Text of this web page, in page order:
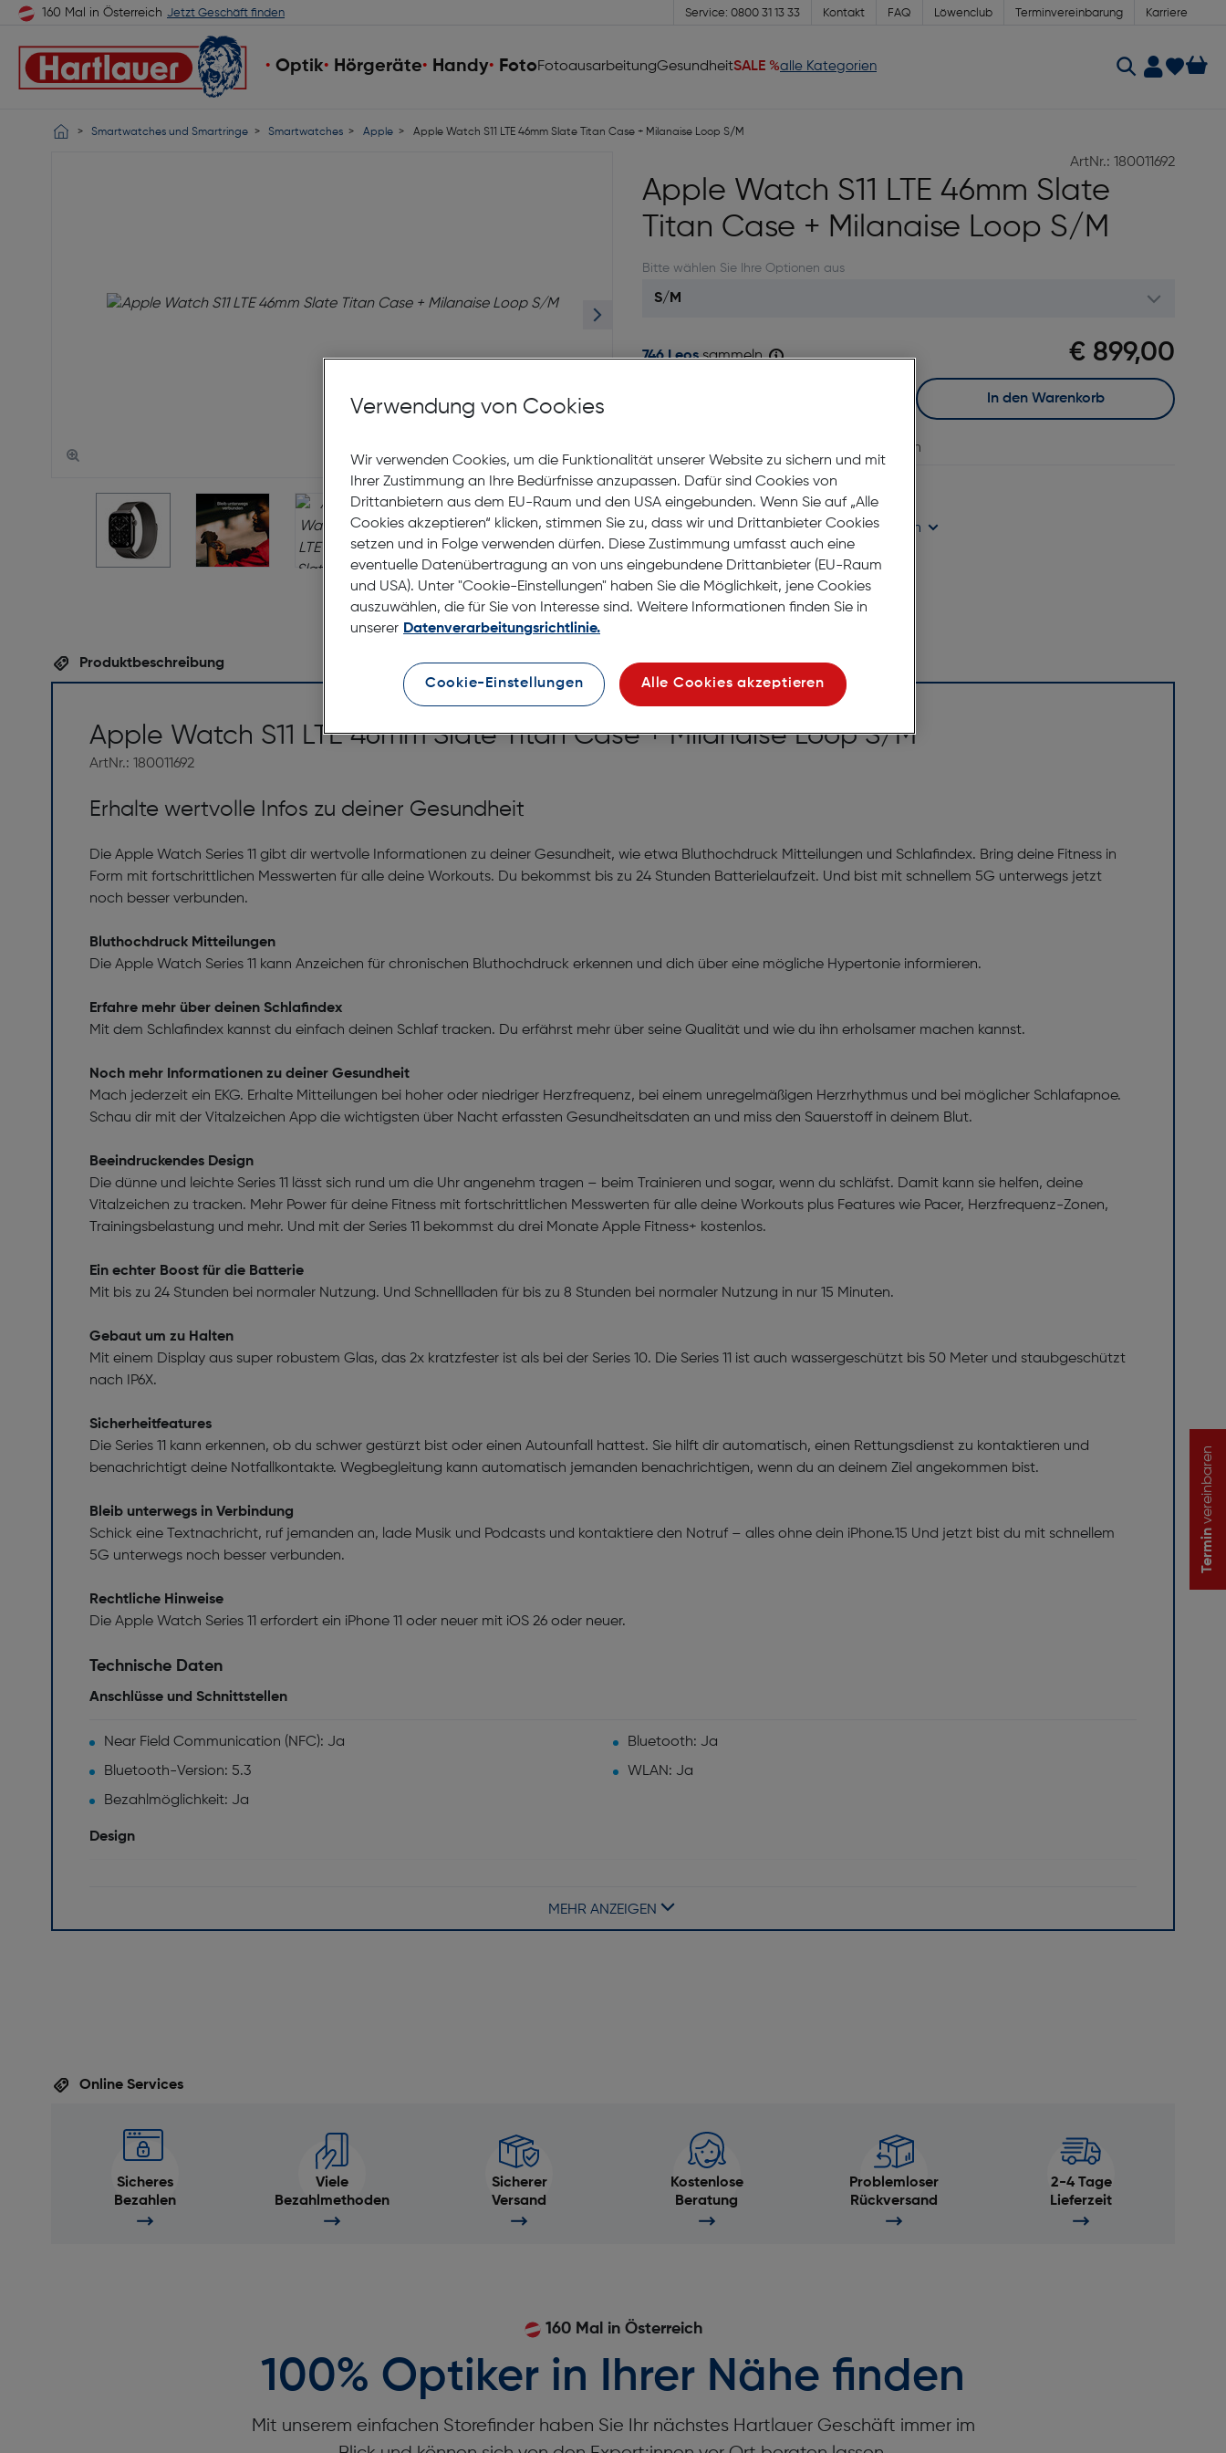
160 Mal in Österreich Jetzt Geschäft finden Service: 0800 31 13 33 Kontakt FAQ Löwenclub Terminvereinbarung Karriere
Optik Hörgeräte Handy FotoFotoausarbeitungGesundheitSALE %alle Kategorien
Smartwatches und Smartringe Smartwatches Apple Apple Watch S11 LTE 46mm Slate Titan Case + Milanaise Loop S/M
ArtNr.: 180011692
Apple Watch S11 LTE 46mm Slate
Titan Case + Milanaise Loop S/M
Bitte wählen Sie Ihre Optionen aus
€ 899,00
746 Leossammeln
In den Warenkorb
vergleichen
7 bis 9 Werktage Lieferzeit
Nach Hause liefern
Selbstabholung in Verfügbarkeit prüfen
Produktbeschreibung
Apple Watch S11 LTE 46mm Slate Titan Case + Milanaise Loop S/M
ArtNr.: 180011692
Erhalte wertvolle Infos zu deiner Gesundheit
Die Apple Watch Series 11 gibt dir wertvolle Informationen zu deiner Gesundheit, wie etwa Bluthochdruck Mitteilungen und Schlafindex. Bring deine Fitness in
Form mit fortschrittlichen Messwerten für alle deine Workouts. Du bekommst bis zu 24 Stunden Batterielaufzeit. Und bist mit schnellem 5G unterwegs jetzt
noch besser verbunden.
Bluthochdruck Mitteilungen
Die Apple Watch Series 11 kann Anzeichen für chronischen Bluthochdruck erkennen und dich über eine mögliche Hypertonie informieren.
Erfahre mehr über deinen Schlafindex
Mit dem Schlafindex kannst du einfach deinen Schlaf tracken. Du erfährst mehr über seine Qualität und wie du ihn erholsamer machen kannst.
Noch mehr Informationen zu deiner Gesundheit
Mach jederzeit ein EKG. Erhalte Mitteilungen bei hoher oder niedriger Herzfrequenz, bei einem unregelmäßigen Herzrhythmus und bei möglicher Schlafapnoe.
Schau dir mit der Vitalzeichen App die wichtigsten über Nacht erfassten Gesundheitsdaten an und miss den Sauerstoff in deinem Blut.
Beeindruckendes Design
Die dünne und leichte Series 11 lässt sich rund um die Uhr angenehm tragen – beim Trainieren und sogar, wenn du schläfst. Damit kann sie helfen, deine
Vitalzeichen zu tracken. Mehr Power für deine Fitness mit fortschrittlichen Messwerten für alle deine Workouts plus Features wie Pacer, Herzfrequenz-Zonen,
Trainingsbelastung und mehr. Und mit der Series 11 bekommst du drei Monate Apple Fitness+ kostenlos.
Ein echter Boost für die Batterie
Mit bis zu 24 Stunden bei normaler Nutzung. Und Schnellladen für bis zu 8 Stunden bei normaler Nutzung in nur 15 Minuten.
Gebaut um zu Halten
Mit einem Display aus super robustem Glas, das 2x kratzfester ist als bei der Series 10. Die Series 11 ist auch wassergeschützt bis 50 Meter und staubgeschützt
nach IP6X.
Sicherheitfeatures
Die Series 11 kann erkennen, ob du schwer gestürzt bist oder einen Autounfall hattest. Sie hilft dir automatisch, einen Rettungsdienst zu kontaktieren und
benachrichtigt deine Notfallkontakte. Wegbegleitung kann automatisch jemanden benachrichtigen, wenn du an deinem Ziel angekommen bist.
Bleib unterwegs in Verbindung
Schick eine Textnachricht, ruf jemanden an, lade Musik und Podcasts und kontaktiere den Notruf – alles ohne dein iPhone.15 Und jetzt bist du mit schnellem
5G unterwegs noch besser verbunden.
Rechtliche Hinweise
Die Apple Watch Series 11 erfordert ein iPhone 11 oder neuer mit iOS 26 oder neuer.
Technische Daten
Anschlüsse und Schnittstellen
Near Field Communication (NFC): Ja
Bluetooth: Ja
Bluetooth-Version: 5.3
WLAN: Ja
Bezahlmöglichkeit: Ja
Design
Wasserdichtigkeit: Ja
Thermometer: Ja
Beschleunigungsmesser: Ja
Schlafanalyse: Ja
Wetteranzeige: Ja
Herzfrequenzmonitor: Ja
Blutsauerstoff-Sensor: Ja
Höhenmesser: Ja
Kompass: Ja
Touchscreen: Ja
Displaydiagonale [cm]: 4,98
MEHR ANZEIGEN
Online Services
Sicheres
Bezahlen
Viele
Bezahlmethoden
Sicherer
Versand
Kostenlose
Beratung
Problemloser
Rückversand
2-4 Tage
Lieferzeit
160 Mal in Österreich
100% Optiker in Ihrer Nähe finden
Mit unserem einfachen Storefinder haben Sie Ihr nächstes Hartlauer Geschäft immer im
Termin
vereinbaren
Verwendung von Cookies
Wir verwenden Cookies, um die Funktionalität unserer Website zu sichern und mit
Ihrer Zustimmung an Ihre Bedürfnisse anzupassen. Dafür sind Cookies von
Drittanbietern aus dem EU-Raum und den USA eingebunden. Wenn Sie auf „Alle
Cookies akzeptieren“ klicken, stimmen Sie zu, dass wir und Drittanbieter Cookies
setzen und in Folge verwenden dürfen. Diese Zustimmung umfasst auch eine
eventuelle Datenübertragung an von uns eingebundene Drittanbieter (EU-Raum
und USA). Unter "Cookie-Einstellungen" haben Sie die Möglichkeit, jene Cookies
auszuwählen, die für Sie von Interesse sind. Weitere Informationen finden Sie in
unserer Datenverarbeitungsrichtlinie.
Cookie-Einstellungen Alle Cookies akzeptieren